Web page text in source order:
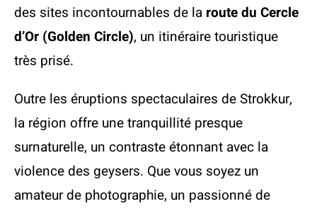
des sites incontournables de la route du Cercle
d’Or (Golden Circle), un itinéraire touristique
très prisé.
Outre les éruptions spectaculaires de Strokkur,
la région offre une tranquillité presque
surnaturelle, un contraste étonnant avec la
violence des geysers. Que vous soyez un
amateur de photographie, un passionné de